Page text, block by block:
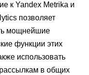
к Yandex Metrika и
позволяет
мощнейшие
функции этих
использовать
в общих